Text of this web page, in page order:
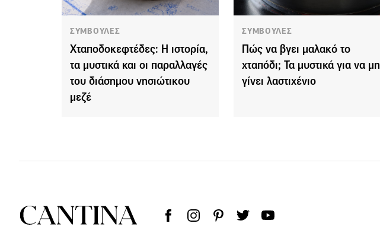
ΣΥΜΒΟΥΛΕΣ
Χταποδοκεφτέδες: Η ιστορία,
τα μυστικά και οι παραλλαγές
του διάσημου νησιώτικου
μεζέ
ΣΥΜΒΟΥΛΕΣ
Πώς να βγει μαλακό το
χταπόδι; Τα μυστικά για να μη
γίνει λαστιχένιο